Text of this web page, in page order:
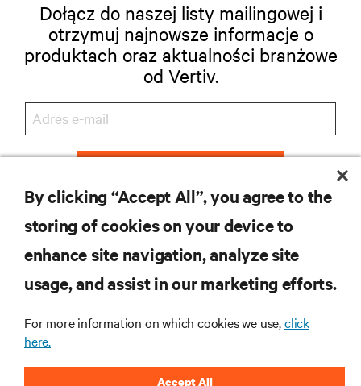
Dołącz do naszej listy mailingowej i
otrzymuj najnowsze informacje o
produktach oraz aktualności branżowe
od Vertiv.
ZASOBY
O NAS
By clicking “Accept All”, you agree to the
storing of cookies on your device to
enhance site navigation, analyze site
usage, and assist in our marketing efforts.
For more information on which cookies we use,click
here.
Accept All